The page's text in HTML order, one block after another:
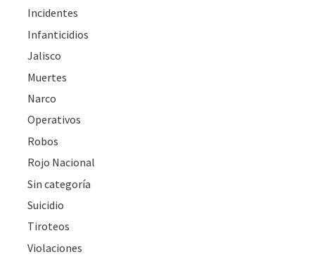
Incidentes
Infanticidios
Jalisco
Muertes
Narco
Operativos
Robos
Rojo Nacional
Sin categoría
Suicidio
Tiroteos
Violaciones